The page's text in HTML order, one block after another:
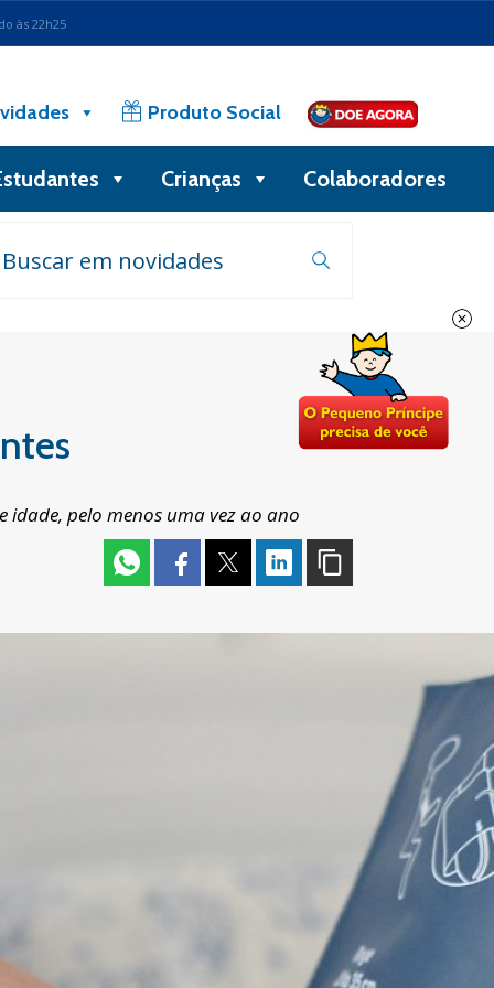
às 22h25
Produto Social
Crianças Colaboradores
pelo menos uma vez ao ano